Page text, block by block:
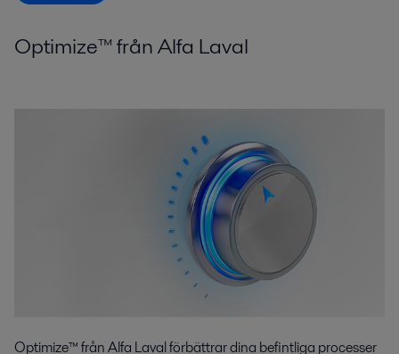
Optimize™ från Alfa Laval
Optimize™ från Alfa Laval förbättrar dina befintliga processer